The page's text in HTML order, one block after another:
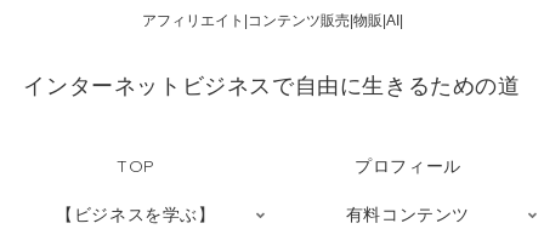
アフィリエイト|コンテンツ販売|物販|AI|
インターネットビジネスで自由に生きるための道
TOP プロフィール
【ビジネスを学ぶ】 有料コンテンツ